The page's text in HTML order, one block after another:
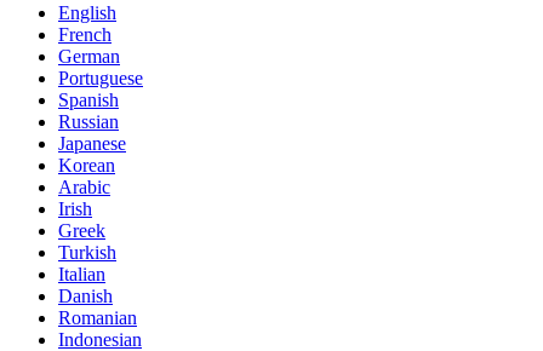
English
French
German
Portuguese
Spanish
Russian
Japanese
Korean
Arabic
Irish
Greek
Turkish
Italian
Danish
Romanian
Indonesian